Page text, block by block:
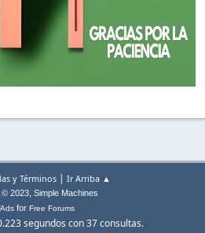
y Términos | Ir Arriba ▲
© 2023, Simple Machines
for Free Forums
segundos con 37 consultas.